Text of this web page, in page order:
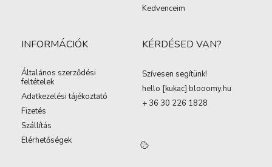
Kedvenceim
INFORMÁCIÓK
Általános szerződési
feltételek
Adatkezelési tájékoztató
Fizetés
Szállítás
Elérhetőségek
KÉRDÉSED VAN?
Szívesen segítünk!
hello [kukac] blooomy.hu
+ 36 30 226 1828